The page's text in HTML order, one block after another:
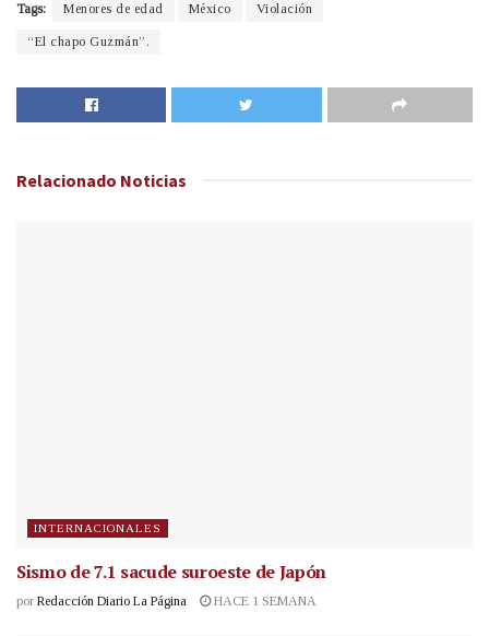
Tags: Menores de edad México Violación
“El chapo Guzmán”.
Relacionado Noticias
INTERNACIONALES
Sismo de 7.1 sacude suroeste de Japón
por Redacción Diario La Página HACE 1 SEMANA